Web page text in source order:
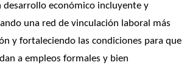
económico incluyente y
una red de vinculación laboral más
y fortaleciendo las condiciones para que
a empleos formales y bien